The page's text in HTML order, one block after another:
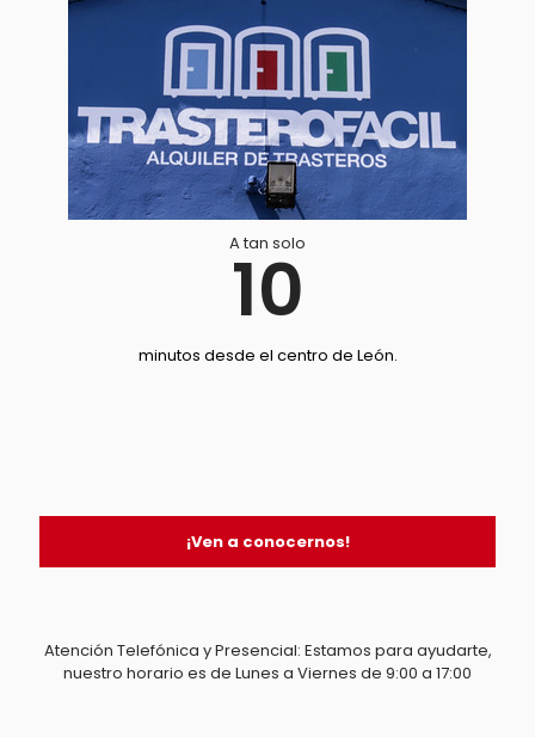
A tan solo
10
minutos desde el centro de León.
¡Ven a conocernos!
Atención Telefónica y Presencial: Estamos para ayudarte,
nuestro horario es de Lunes a Viernes de 9:00 a 17:00